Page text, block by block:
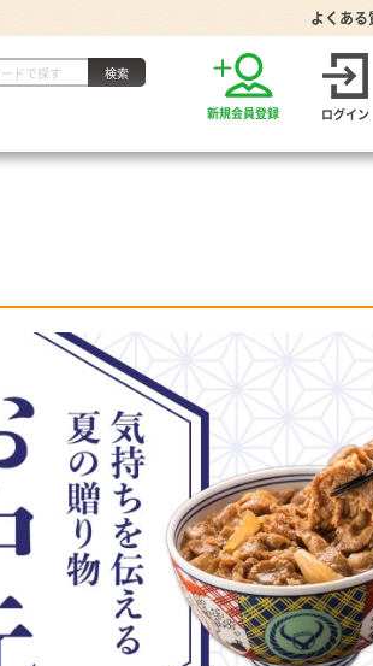
よくある
お得な定期便
とん汁
吉野家グッズ
どんぶり・食器
箸・スプーン
雑貨
スキンケア（SPEEDIA）
新規会員登録 ログイン